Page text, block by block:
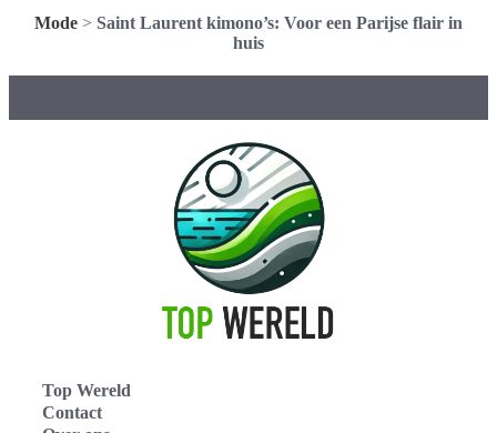
Mode > Saint Laurent kimono’s: Voor een Parijse flair in
huis
Top Wereld
Contact